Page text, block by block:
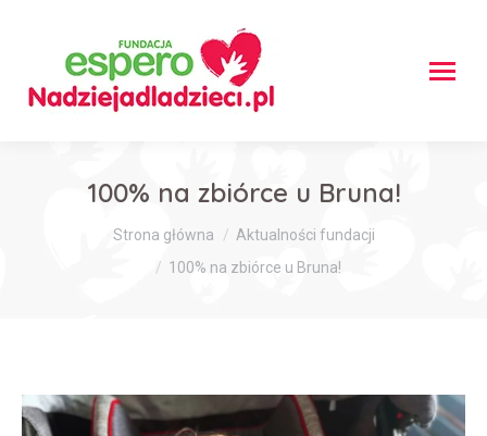
100% na zbiórce u Bruna!
Strona główna
Aktualności fundacji
100% na zbiórce u Bruna!